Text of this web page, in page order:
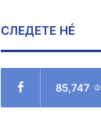
СЛЕДЕТЕ НÉ
85,747